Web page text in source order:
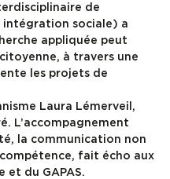
de
sociale) a
appliquée peut
à travers une
les projets de
Laura Lémerveil,
L’accompagnement
la communication non
fait écho aux
et du GAPAS.